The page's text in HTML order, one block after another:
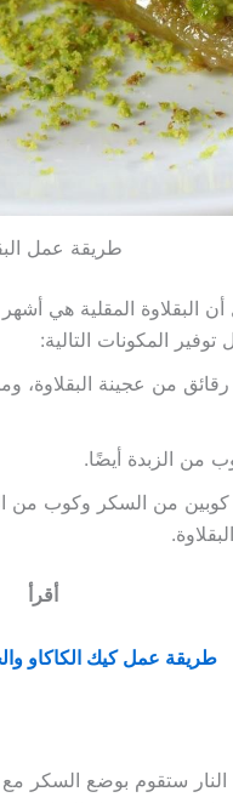
طريقة عمل
البقلاوة المقلية هي
المكونات التالية:
رقائق من عجينة البقلاوة،
من الزبدة أيضًا.
كوبين من السكر وكوب من
أقرأ
طريقة عمل كيك الكاكاو
ستقوم بوضع السكر مع